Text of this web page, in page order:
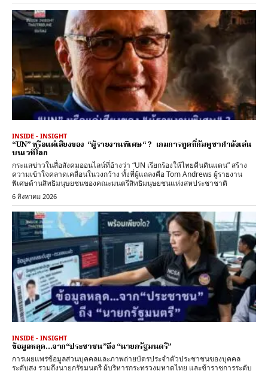
INSIDE - INSIGHT
“UN” หรือแค่เสียงของ “ผู้รายงานพิเศษ“ ? เกมการทูตที่กัมพูชากำลังเล่น
บนเวทีโลก
กระแสข่าวในสื่อสังคมออนไลน์ที่อ้างว่า “UN เรียกร้องให้ไทยคืนดินแดน” สร้าง
ความเข้าใจคลาดเคลื่อนในวงกว้าง ทั้งที่ผู้แถลงคือ Tom Andrews ผู้รายงาน
พิเศษด้านสิทธิมนุษยชนของคณะมนตรีสิทธิมนุษยชนแห่งสหประชาชาติ
6 สิงหาคม 2026
INSIDE - INSIGHT
ข้อมูลหลุด…จาก“ประชาชน”ถึง “นายกรัฐมนตรี”
การเผยแพร่ข้อมูลส่วนบุคคลและภาพถ่ายบัตรประจำตัวประชาชนของบุคคล
ระดับสูง รวมถึงนายกรัฐมนตรี ผู้บริหารกระทรวงมหาดไทย และข้าราชการระดับ